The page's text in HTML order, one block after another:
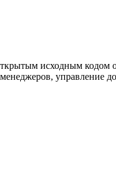
исходным кодом
управление